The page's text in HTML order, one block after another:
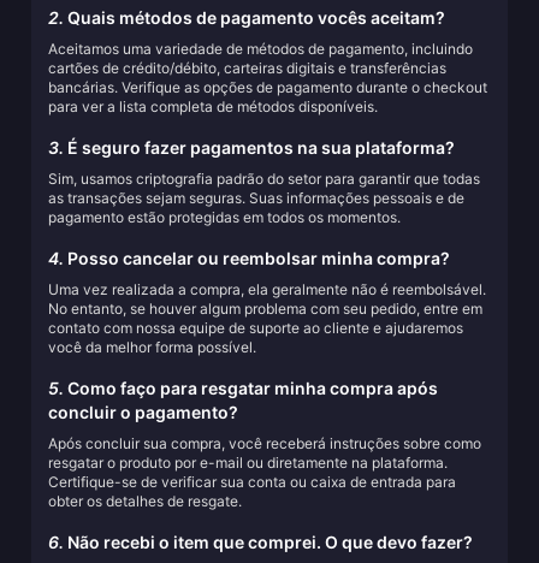
2. Quais métodos de pagamento vocês aceitam?
Aceitamos uma variedade de métodos de pagamento, incluindo
cartões de crédito/débito, carteiras digitais e transferências
bancárias. Verifique as opções de pagamento durante o checkout
para ver a lista completa de métodos disponíveis.
3. É seguro fazer pagamentos na sua plataforma?
Sim, usamos criptografia padrão do setor para garantir que todas
as transações sejam seguras. Suas informações pessoais e de
pagamento estão protegidas em todos os momentos.
4. Posso cancelar ou reembolsar minha compra?
Uma vez realizada a compra, ela geralmente não é reembolsável.
No entanto, se houver algum problema com seu pedido, entre em
contato com nossa equipe de suporte ao cliente e ajudaremos
você da melhor forma possível.
5. Como faço para resgatar minha compra após
concluir o pagamento?
Após concluir sua compra, você receberá instruções sobre como
resgatar o produto por e-mail ou diretamente na plataforma.
Certifique-se de verificar sua conta ou caixa de entrada para
obter os detalhes de resgate.
6. Não recebi o item que comprei. O que devo fazer?